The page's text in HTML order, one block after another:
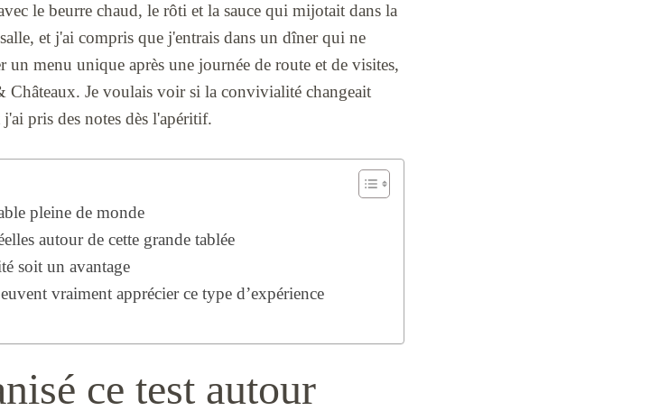
le beurre chaud, le rôti et la sauce qui mijotait dans la
et j'ai compris que j'entrais dans un dîner qui ne
un menu unique après une journée de route et de visites,
Châteaux. Je voulais voir si la convivialité changeait
pris des notes dès l'apéritif.
pleine de monde
autour de cette grande tablée
soit un avantage
vraiment apprécier ce type d’expérience
ce test autour